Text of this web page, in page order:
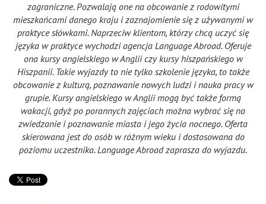
zagraniczne. Pozwalają one na obcowanie z rodowitymi
mieszkańcami danego kraju i zaznajomienie się z używanymi w
praktyce słówkami. Naprzeciw klientom, którzy chcą uczyć się
języka w praktyce wychodzi agencja Language Abroad. Oferuje
ona kursy angielskiego w Anglii czy kursy hiszpańskiego w
Hiszpanii. Takie wyjazdy to nie tylko szkolenie języka, to także
obcowanie z kulturą, poznawanie nowych ludzi i nauka pracy w
grupie. Kursy angielskiego w Anglii mogą być także formą
wakacji, gdyż po porannych zajęciach można wybrać się na
zwiedzanie i poznawanie miasta i jego życia nocnego. Oferta
skierowana jest do osób w różnym wieku i dostosowana do
poziomu uczestnika. Language Abroad zaprasza do wyjazdu.